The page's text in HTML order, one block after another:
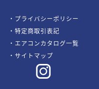
プライバシーポリシー
特定商取引表記
エアコンカタログ一覧
サイトマップ